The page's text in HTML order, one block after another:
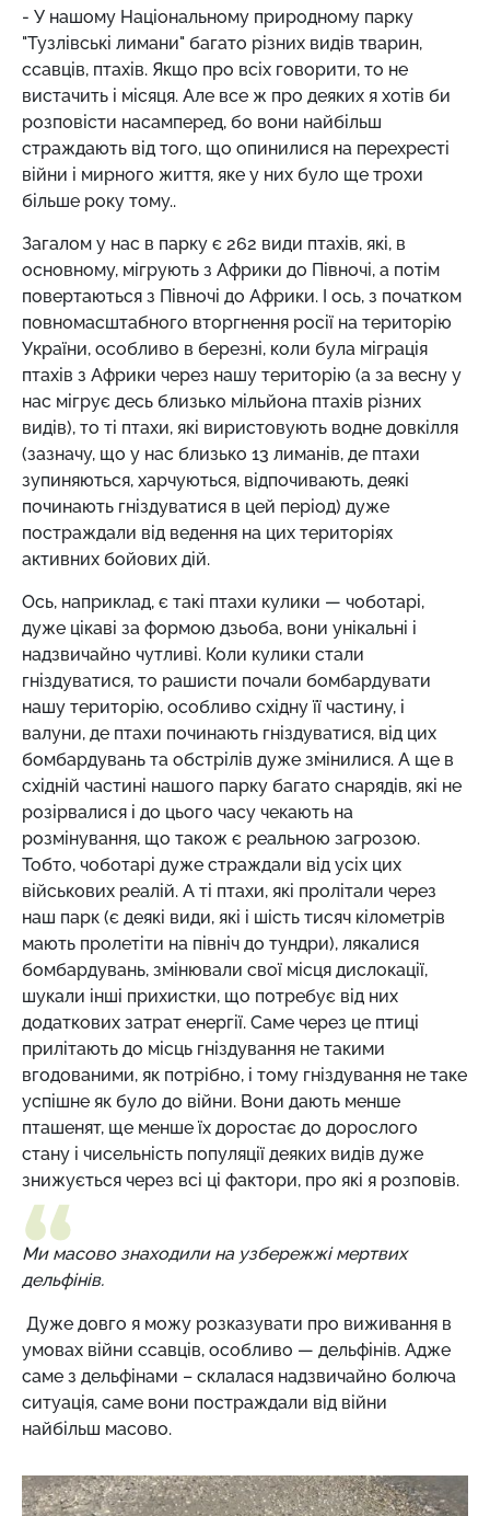
- У нашому Національному природному парку
"Тузлівські лимани" багато різних видів тварин,
ссавців, птахів. Якщо про всіх говорити, то не
вистачить і місяця. Але все ж про деяких я хотів би
розповісти насамперед, бо вони найбільш
страждають від того, що опинилися на перехресті
війни і мирного життя, яке у них було ще трохи
більше року тому..
Загалом у нас в парку є 262 види птахів, які, в
основному, мігрують з Африки до Півночі, а потім
повертаються з Півночі до Африки. І ось, з початком
повномасштабного вторгнення росії на територію
України, особливо в березні, коли була міграція
птахів з Африки через нашу територію (а за весну у
нас мігрує десь близько мільйона птахів різних
видів), то ті птахи, які виристовують водне довкілля
(зазначу, що у нас близько 13 лиманів, де птахи
зупиняються, харчуються, відпочивають, деякі
починають гніздуватися в цей період) дуже
постраждали від ведення на цих територіях
активних бойових дій.
Ось, наприклад, є такі птахи кулики — чоботарі,
дуже цікаві за формою дзьоба, вони унікальні і
надзвичайно чутливі. Коли кулики стали
гніздуватися, то рашисти почали бомбардувати
нашу територію, особливо східну її частину, і
валуни, де птахи починають гніздуватися, від цих
бомбардувань та обстрілів дуже змінилися. А ще в
східній частині нашого парку багато снарядів, які не
розірвалися і до цього часу чекають на
розмінування, що також є реальною загрозою.
Тобто, чоботарі дуже страждали від усіх цих
військових реалій. А ті птахи, які пролітали через
наш парк (є деякі види, які і шість тисяч кілометрів
мають пролетіти на північ до тундри), лякалися
бомбардувань, змінювали свої місця дислокації,
шукали інші прихистки, що потребує від них
додаткових затрат енергії. Саме через це птиці
прилітають до місць гніздування не такими
вгодованими, як потрібно, і тому гніздування не таке
успішне як було до війни. Вони дають менше
пташенят, ще менше їх доростає до дорослого
стану і чисельність популяції деяких видів дуже
знижується через всі ці фактори, про які я розповів.
Ми масово знаходили на узбережжі мертвих
дельфінів.
Дуже довго я можу розказувати про виживання в
умовах війни ссавців, особливо — дельфінів. Адже
саме з дельфінами – склалася надзвичайно болюча
ситуація, саме вони постраждали від війни
найбільш масово.